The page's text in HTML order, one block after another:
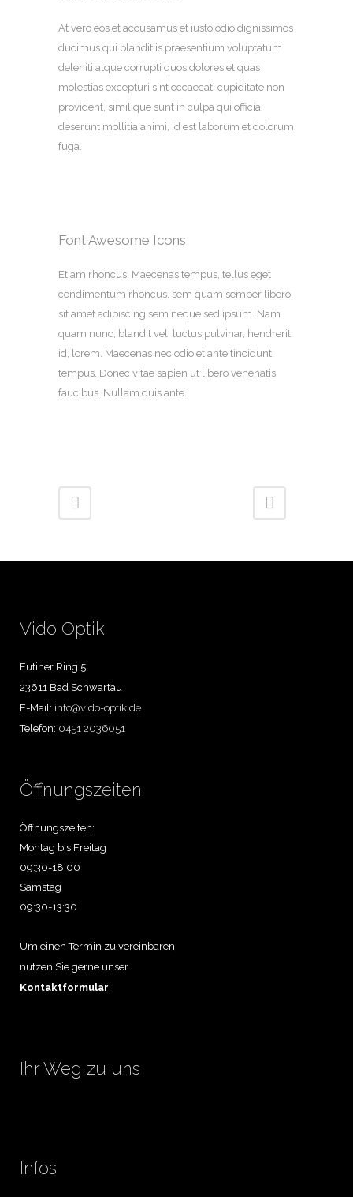
At vero eos et accusamus et iusto odio dignissimos
ducimus qui blanditiis praesentium voluptatum
deleniti atque corrupti quos dolores et quas
molestias excepturi sint occaecati cupiditate non
provident, similique sunt in culpa qui officia
deserunt mollitia animi, id est laborum et dolorum
fuga.
Font Awesome Icons
Etiam rhoncus. Maecenas tempus, tellus eget
condimentum rhoncus, sem quam semper libero,
sit amet adipiscing sem neque sed ipsum. Nam
quam nunc, blandit vel, luctus pulvinar, hendrerit
id, lorem. Maecenas nec odio et ante tincidunt
tempus. Donec vitae sapien ut libero venenatis
faucibus. Nullam quis ante.
Vido Optik
Eutiner Ring 5
23611 Bad Schwartau
E-Mail: info@vido-optik.de
Telefon: 0451 2036051
Öffnungszeiten
Öffnungszeiten:
Montag bis Freitag
09:30-18:00
Samstag
09:30-13:30
Um einen Termin zu vereinbaren,
nutzen Sie gerne unser
Kontaktformular
Ihr Weg zu uns
Infos